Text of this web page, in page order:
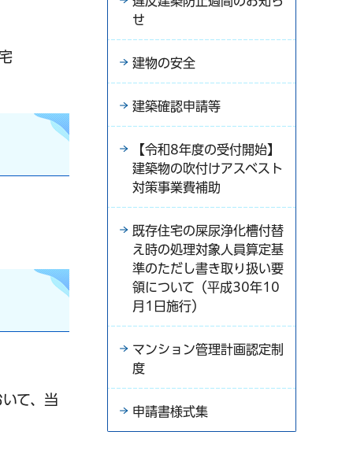
て、当
せ
建物の安全
建築確認申請等
【令和8年度の受付開始】
建築物の吹付けアスベスト
対策事業費補助
既存住宅の屎尿浄化槽付替
え時の処理対象人員算定基
準のただし書き取り扱い要
領について（平成30年10
月1日施行）
マンション管理計画認定制
度
申請書様式集